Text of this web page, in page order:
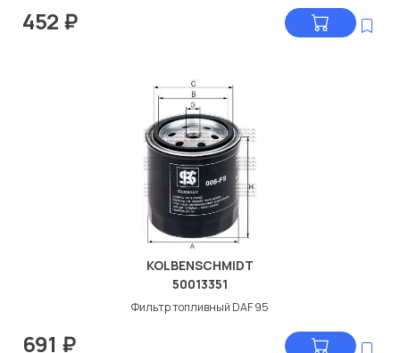
452 ₽
KOLBENSCHMIDT
50013351
Фильтр топливный DAF 95
691 ₽